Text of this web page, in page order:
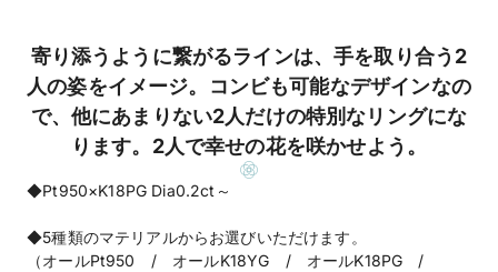
寄り添うように繋がるラインは、手を取り合う2
人の姿をイメージ。コンビも可能なデザインなの
で、他にあまりない2人だけの特別なリングにな
ります。2人で幸せの花を咲かせよう。
◆Pt950×K18PG Dia0.2ct～
◆5種類のマテリアルからお選びいただけます。
（オールPt950 / オールK18YG / オールK18PG /